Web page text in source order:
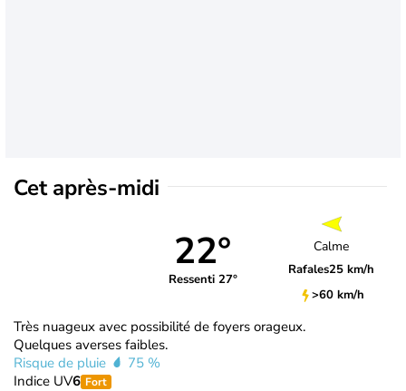
Cet après-midi
22°
Ressenti 27°
Calme
Rafales25 km/h
>60 km/h
Très nuageux avec possibilité de foyers orageux.
Quelques averses faibles.
Risque de pluie
75 %
Indice UV6 Fort